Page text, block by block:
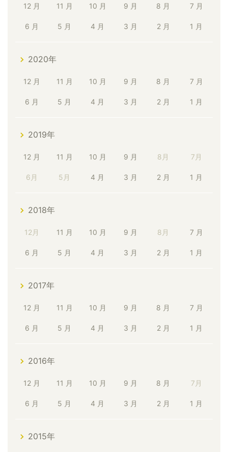
12 月 11 月 10 月 9 月 8 月 7 月
6 月 5 月 4 月 3 月 2 月 1 月
2020年
12 月 11 月 10 月 9 月 8 月 7 月
6 月 5 月 4 月 3 月 2 月 1 月
2019年
12 月 11 月 10 月 9 月 8月 7月
6月 5月 4 月 3 月 2 月 1 月
2018年
12月 11 月 10 月 9 月 8月 7 月
6 月 5 月 4 月 3 月 2 月 1 月
2017年
12 月 11 月 10 月 9 月 8 月 7 月
6 月 5 月 4 月 3 月 2 月 1 月
2016年
12 月 11 月 10 月 9 月 8 月 7月
6 月 5 月 4 月 3 月 2 月 1 月
2015年